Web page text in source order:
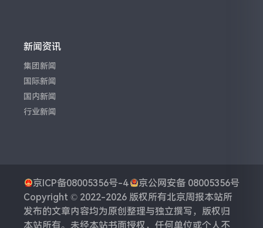
新闻资讯
集团新闻
国际新闻
国内新闻
行业新闻
京ICP备08005356号-4
京公网安备 08005356号
Copyright © 2022-2026 版权所有北京周报本站所
发布的文章内容均为原创整理与独立撰写，版权归
本站所有。未经本站书面授权，任何单位或个人不